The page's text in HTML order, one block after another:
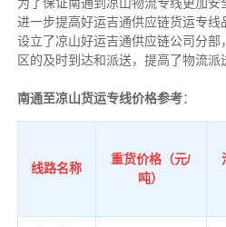
进一步提高好运吉通供应链货运专线
设立了凉山好运吉通供应链公司分
区的及时到达和派送，提高了物流派
南通至凉山货运专线价格参考：
线路名称
重货价格（元/
吨）